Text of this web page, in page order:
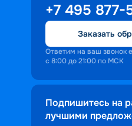
+7 495
Заказать
Ответим на ваш звонок
с 8:00 до 21:00 по МСК
Подпишитесь на
лучшими